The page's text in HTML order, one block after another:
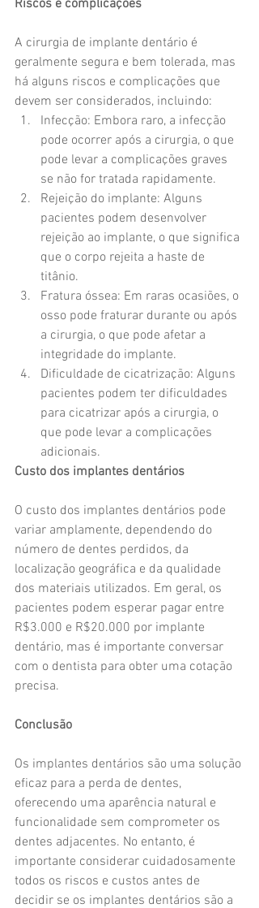
Riscos e complicações
A cirurgia de implante dentário é
geralmente segura e bem tolerada, mas
há alguns riscos e complicações que
devem ser considerados, incluindo:
Infecção: Embora raro, a infecção
pode ocorrer após a cirurgia, o que
pode levar a complicações graves
se não for tratada rapidamente.
Rejeição do implante: Alguns
pacientes podem desenvolver
rejeição ao implante, o que significa
que o corpo rejeita a haste de
titânio.
Fratura óssea: Em raras ocasiões, o
osso pode fraturar durante ou após
a cirurgia, o que pode afetar a
integridade do implante.
Dificuldade de cicatrização: Alguns
pacientes podem ter dificuldades
para cicatrizar após a cirurgia, o
que pode levar a complicações
adicionais.
Custo dos implantes dentários
O custo dos implantes dentários pode
variar amplamente, dependendo do
número de dentes perdidos, da
localização geográfica e da qualidade
dos materiais utilizados. Em geral, os
pacientes podem esperar pagar entre
R$3.000 e R$20.000 por implante
dentário, mas é importante conversar
com o dentista para obter uma cotação
precisa.
Conclusão
Os implantes dentários são uma solução
eficaz para a perda de dentes,
oferecendo uma aparência natural e
funcionalidade sem comprometer os
dentes adjacentes. No entanto, é
importante considerar cuidadosamente
todos os riscos e custos antes de
decidir se os implantes dentários são a